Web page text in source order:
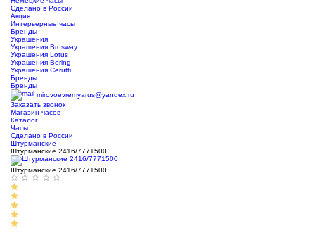
Сделано в России
Акция
Интерьерные часы
Бренды
Украшения
Украшения Brosway
Украшения Lotus
Украшения Bering
Украшения Cerutti
Бренды
Бренды
mirovoevremyarus@yandex.ru
Заказать звонок
Магазин часов
Каталог
Часы
Сделано в России
Штурманские
Штурманские 2416/7771500
Штурманские 2416/7771500